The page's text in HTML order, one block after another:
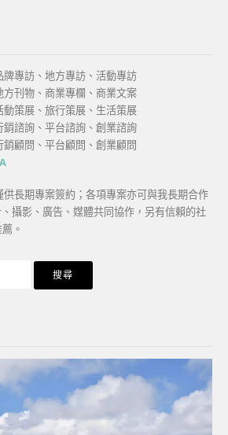
專訪、地方專訪、活動專訪
刊物、商業專欄、商業文案
策展、旅行策展、生活策展
諮詢、平台諮詢、創業諮詢
顧問、平台顧問、創業顧問
長期專案簽約；各項專案亦可與我長期合作
攝影、廣告、媒體共同協作，另有信賴的社
。